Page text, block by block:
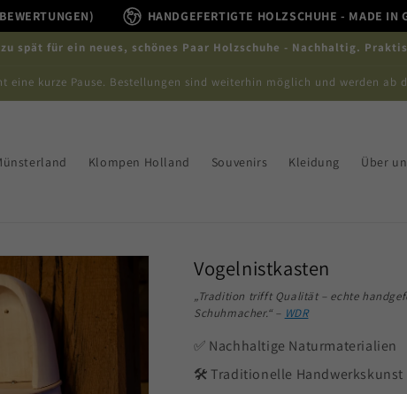
HANDGEFERTIGTE HOLZSCHUHE - MADE IN
spät für ein neues, schönes Paar Holzschuhe - Nachhaltig.
eine kurze Pause. Bestellungen sind weiterhin möglich und werden ab
Klompen Holland Souvenirs Kleidung Über
Vogelnistkasten
„Tradition trifft Qualität – echte
Schuhmacher.“ – WDR
✅ Nachhaltige Naturmaterialien
🛠️ Traditionelle Handwerkskunst